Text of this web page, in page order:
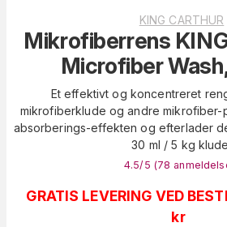
KING CARTHUR
Mikrofiberrens
Microfiber
Et effektivt og koncentreret
mikrofiberklude og andre mikrofiber-
absorberings-effekten og efterlader
30 ml / 5 kg
4.5/5 (78
GRATIS LEVERING VED
kr